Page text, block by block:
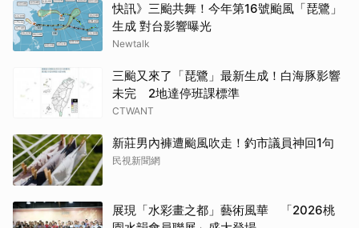
快訊》三颱共舞！今年第16號颱風「琵鷺」
生成 對台影響曝光
Newtalk
三颱又來了「琵鷺」最新生成！白海豚影響
未完 2地達停班課標準
CTWANT
新莊男內褲遭颱風吹走！釣市議員神回1句
民視新聞網
展現「水彩畫之都」藝術風華 「2026桃